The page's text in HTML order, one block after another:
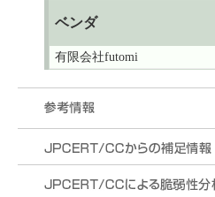
ベンダ
有限会社futomi